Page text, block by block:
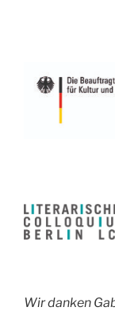
Wir danken